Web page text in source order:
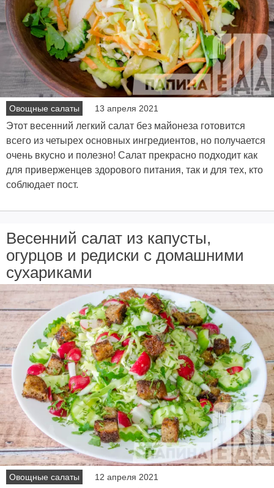
Овощные салаты 13 апреля 2021
Этот весенний легкий салат без майонеза готовится
всего из четырех основных ингредиентов, но получается
очень вкусно и полезно! Салат прекрасно подходит как
для приверженцев здорового питания, так и для тех, кто
соблюдает пост.
Весенний салат из капусты,
огурцов и редиски с домашними
сухариками
Овощные салаты 12 апреля 2021